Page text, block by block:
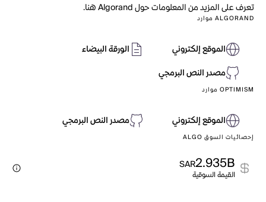
تعرف على المزيد من المعلومات حول Algorand هنا.
ALGORAND موارد
الموقع إلكتروني
الورقة البيضاء
مصدر النص البرمجي
OPTIMISM موارد
الموقع إلكتروني مصدر النص البرمجي
إحصائيات السوق ALGO
2.935B
SAR
القيمة السوقية